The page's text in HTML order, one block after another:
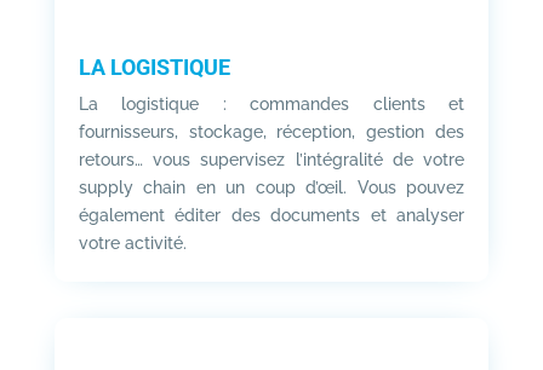
LA LOGISTIQUE
La logistique : commandes clients et
fournisseurs, stockage, réception, gestion des
retours… vous supervisez l’intégralité de votre
supply chain en un coup d’œil. Vous pouvez
également éditer des documents et analyser
votre activité.